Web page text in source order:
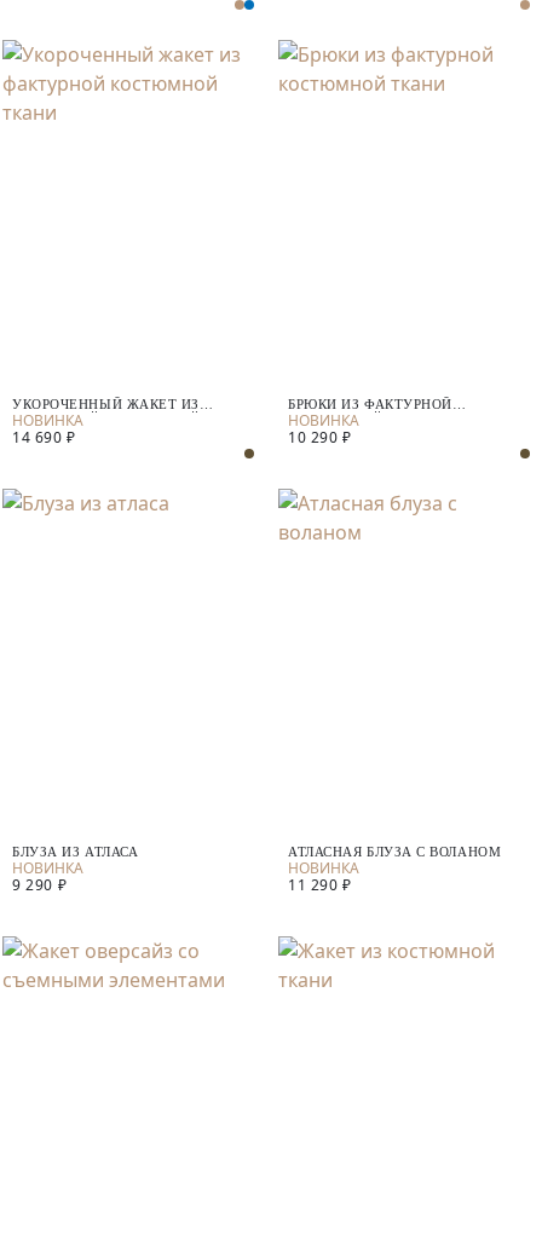
УКОРОЧЕННЫЙ ЖАКЕТ ИЗ
ФАКТУРНОЙ КОСТЮМНОЙ ТКАНИ
14 690 ₽
БРЮКИ ИЗ ФАКТУРНОЙ
КОСТЮМНОЙ ТКАНИ
10 290 ₽
БЛУЗА ИЗ АТЛАСА
9 290 ₽
АТЛАСНАЯ БЛУЗА С ВОЛАНОМ
11 290 ₽